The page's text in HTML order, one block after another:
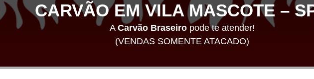
CARVÃO EM VILA MASCOTE –
A Carvão Braseiropode te atender!
(VENDAS SOMENTE ATACADO)